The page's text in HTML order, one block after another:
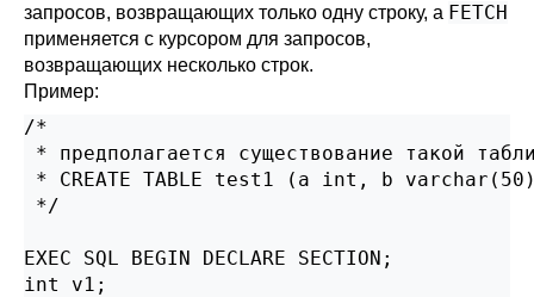
запросов, возвращающих только одну строку, а FETCH
применяется с курсором для запросов,
возвращающих несколько строк.
Пример:
/*
* предполагается существование такой
* CREATE TABLE test1 (a int, b
*/
EXEC SQL BEGIN DECLARE SECTION;
int v1;